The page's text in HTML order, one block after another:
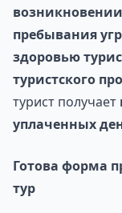
пребывания
здоровью
туристского
турист получает
уплаченных
Готова форма
тур